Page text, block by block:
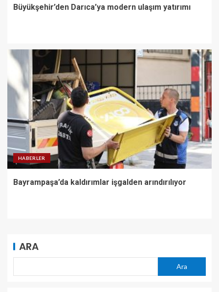
Büyükşehir’den Darıca’ya modern ulaşım yatırımı
HABERLER
Bayrampaşa’da kaldırımlar işgalden arındırılıyor
ARA
Ara